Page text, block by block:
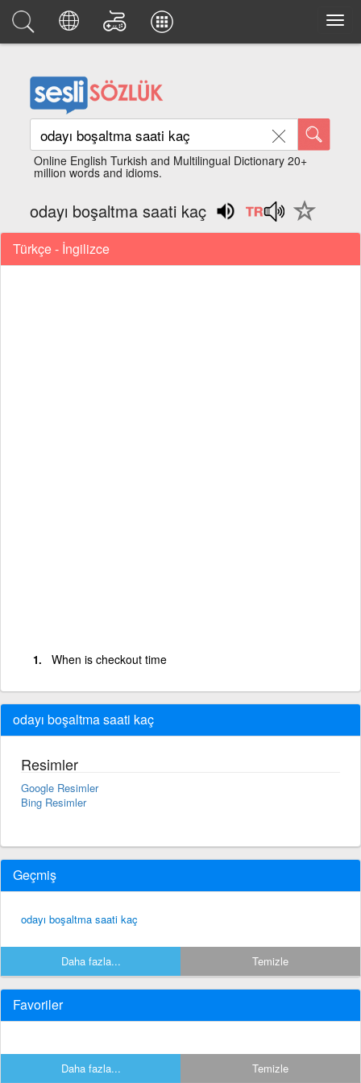
Online English Turkish and Multilingual Dictionary 20+
million words and idioms.
odayı boşaltma saati kaç
Türkçe - İngilizce
When is checkout time
odayı boşaltma saati kaç
Resimler
Google Resimler
Bing Resimler
Geçmiş
odayı boşaltma saati kaç
Daha fazla... Temizle
Favoriler
Daha fazla... Temizle